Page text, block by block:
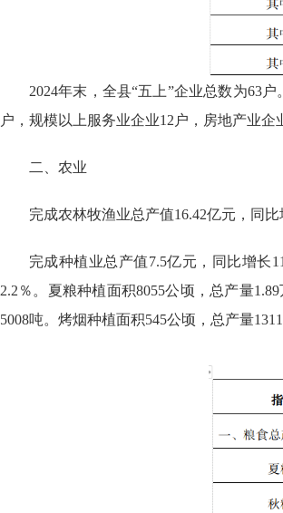
2024年末，全县“五上”企业总数为63
户，规模以上服务业企业12户，房地产业企
二、农业
完成农林牧渔业总产值16.42亿元，同
完成种植业总产值7.5亿元，同比增长
2.2％。夏粮种植面积8055公顷，总产量
5008吨。烤烟种植面积545公顷，总产量